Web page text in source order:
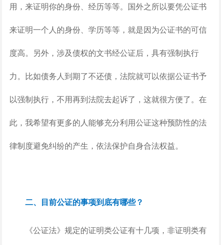
用，来证明你的身份、经历等等。国外之所以要凭公证书
来证明一个人的身份、学历等等，就是因为公证书的可信
度高。另外，涉及债权的文书经公证后，具有强制执行
力。比如债务人到期了不还债，法院就可以依据公证书予
以强制执行，不用再到法院去起诉了，这就很方便了。在
此，我希望有更多的人能够充分利用公证这种预防性的法
律制度避免纠纷的产生，依法保护自身合法权益。
二、目前公证的事项到底有哪些？
《公证法》规定的证明类公证有十几项，非证明类有